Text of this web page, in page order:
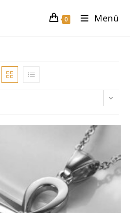
0 Menü